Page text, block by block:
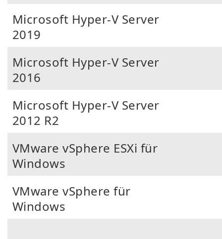
Microsoft Hyper-V Server
2019
Microsoft Hyper-V Server
2016
Microsoft Hyper-V Server
2012 R2
VMware vSphere ESXi für
Windows
VMware vSphere für
Windows